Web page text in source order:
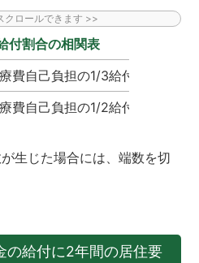
付割合の相関表
費自己負担の1/3給付
費自己負担の1/2給付
生じた場合には、端数を切
の給付に2年間の居住要